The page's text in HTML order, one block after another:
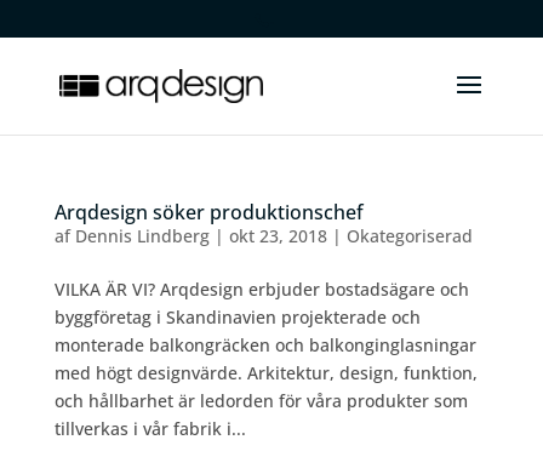
Arqdesign söker produktionschef
af Dennis Lindberg| okt 23, 2018| Okategoriserad
VILKA ÄR VI? Arqdesign erbjuder bostadsägare och
byggföretag i Skandinavien projekterade och
monterade balkongräcken och balkonginglasningar
med högt designvärde. Arkitektur, design, funktion,
och hållbarhet är ledorden för våra produkter som
tillverkas i vår fabrik i...